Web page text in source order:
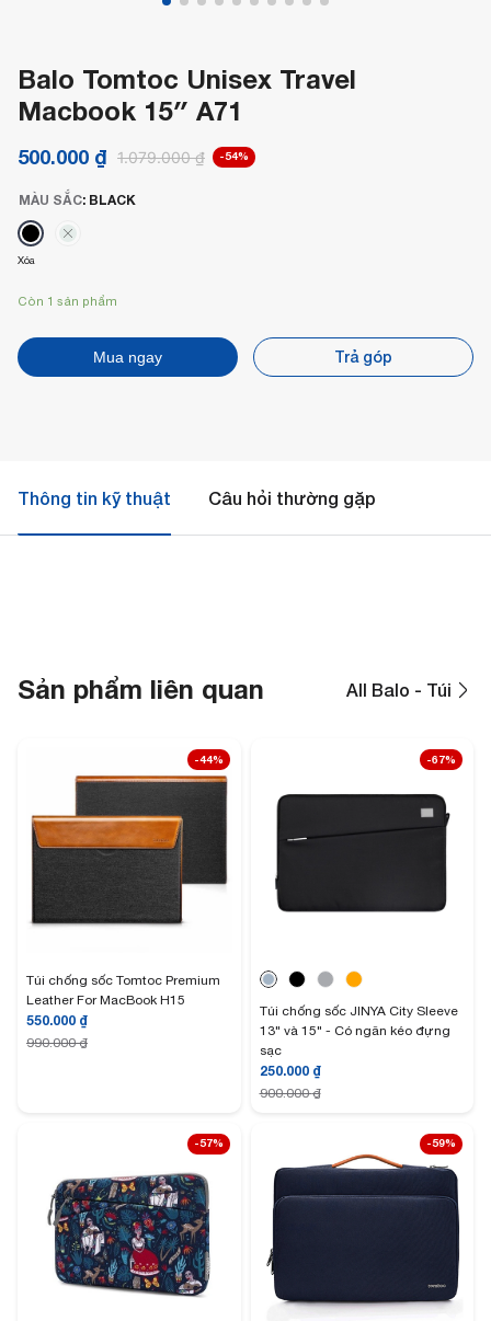
Balo Tomtoc Unisex Travel
Macbook 15″ A71
1.079.000₫
500.000 ₫ -54%
MÀU SẮC: BLACK
Xóa
Còn 1 sản phẩm
Mua ngay Trả góp
Thông tin kỹ thuật Câu hỏi thường gặp
Sản phẩm liên quan All Balo - Túi
-44%
Túi chống sốc Tomtoc Premium
Leather For MacBook H15
550.000 ₫
990.000₫
-67%
Túi chống sốc JINYA City Sleeve
13" và 15" - Có ngăn kéo đựng
sạc
250.000 ₫
900.000₫
-57% -59%